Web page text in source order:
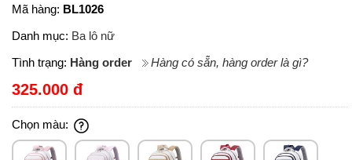
Mã hàng: BL1026
Danh mục: Ba lô nữ
Tình trạng: Hàng order Hàng có sẵn, hàng order là gì?
325.000 đ
Chọn màu: